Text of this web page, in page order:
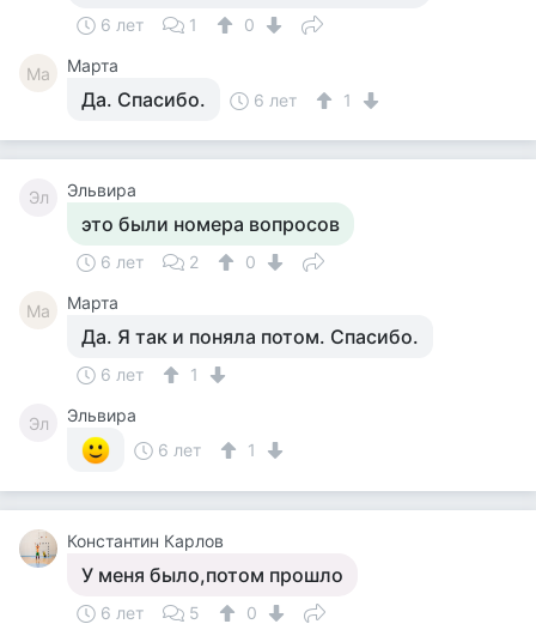
6 лет 1 0
Ма Марта
Да. Спасибо. 6 лет 1
Эл Эльвира
это были номера вопросов
6 лет 2 0
Ма Марта
Да. Я так и поняла потом. Спасибо.
6 лет 1
Эл
Эльвира
6 лет
1
Константин Карлов
У меня было,потом прошло
6 лет 5 0